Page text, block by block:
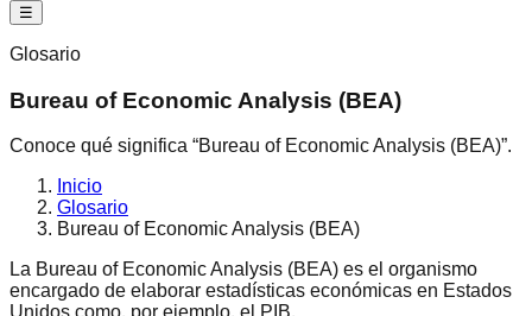
☰
Glosario
Bureau of Economic Analysis (BEA)
Conoce qué significa “Bureau of Economic Analysis (BEA)”.
Inicio
Glosario
Bureau of Economic Analysis (BEA)
La Bureau of Economic Analysis (BEA) es el organismo
encargado de elaborar estadísticas económicas en Estados